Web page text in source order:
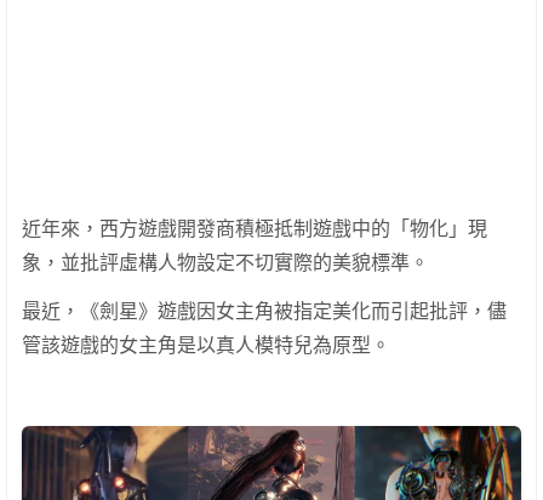
近年來，西方遊戲開發商積極抵制遊戲中的「物化」現
象，並批評虛構人物設定不切實際的美貌標準。
最近，《劍星》遊戲因女主角被指定美化而引起批評，儘
管該遊戲的女主角是以真人模特兒為原型。